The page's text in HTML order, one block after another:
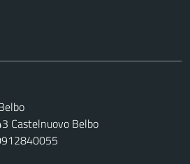
Castelnuovo Belbo